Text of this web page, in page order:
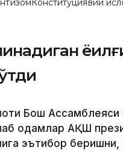
Бош Ассамблеяси
одамлар АҚШ
эътибор беришни,